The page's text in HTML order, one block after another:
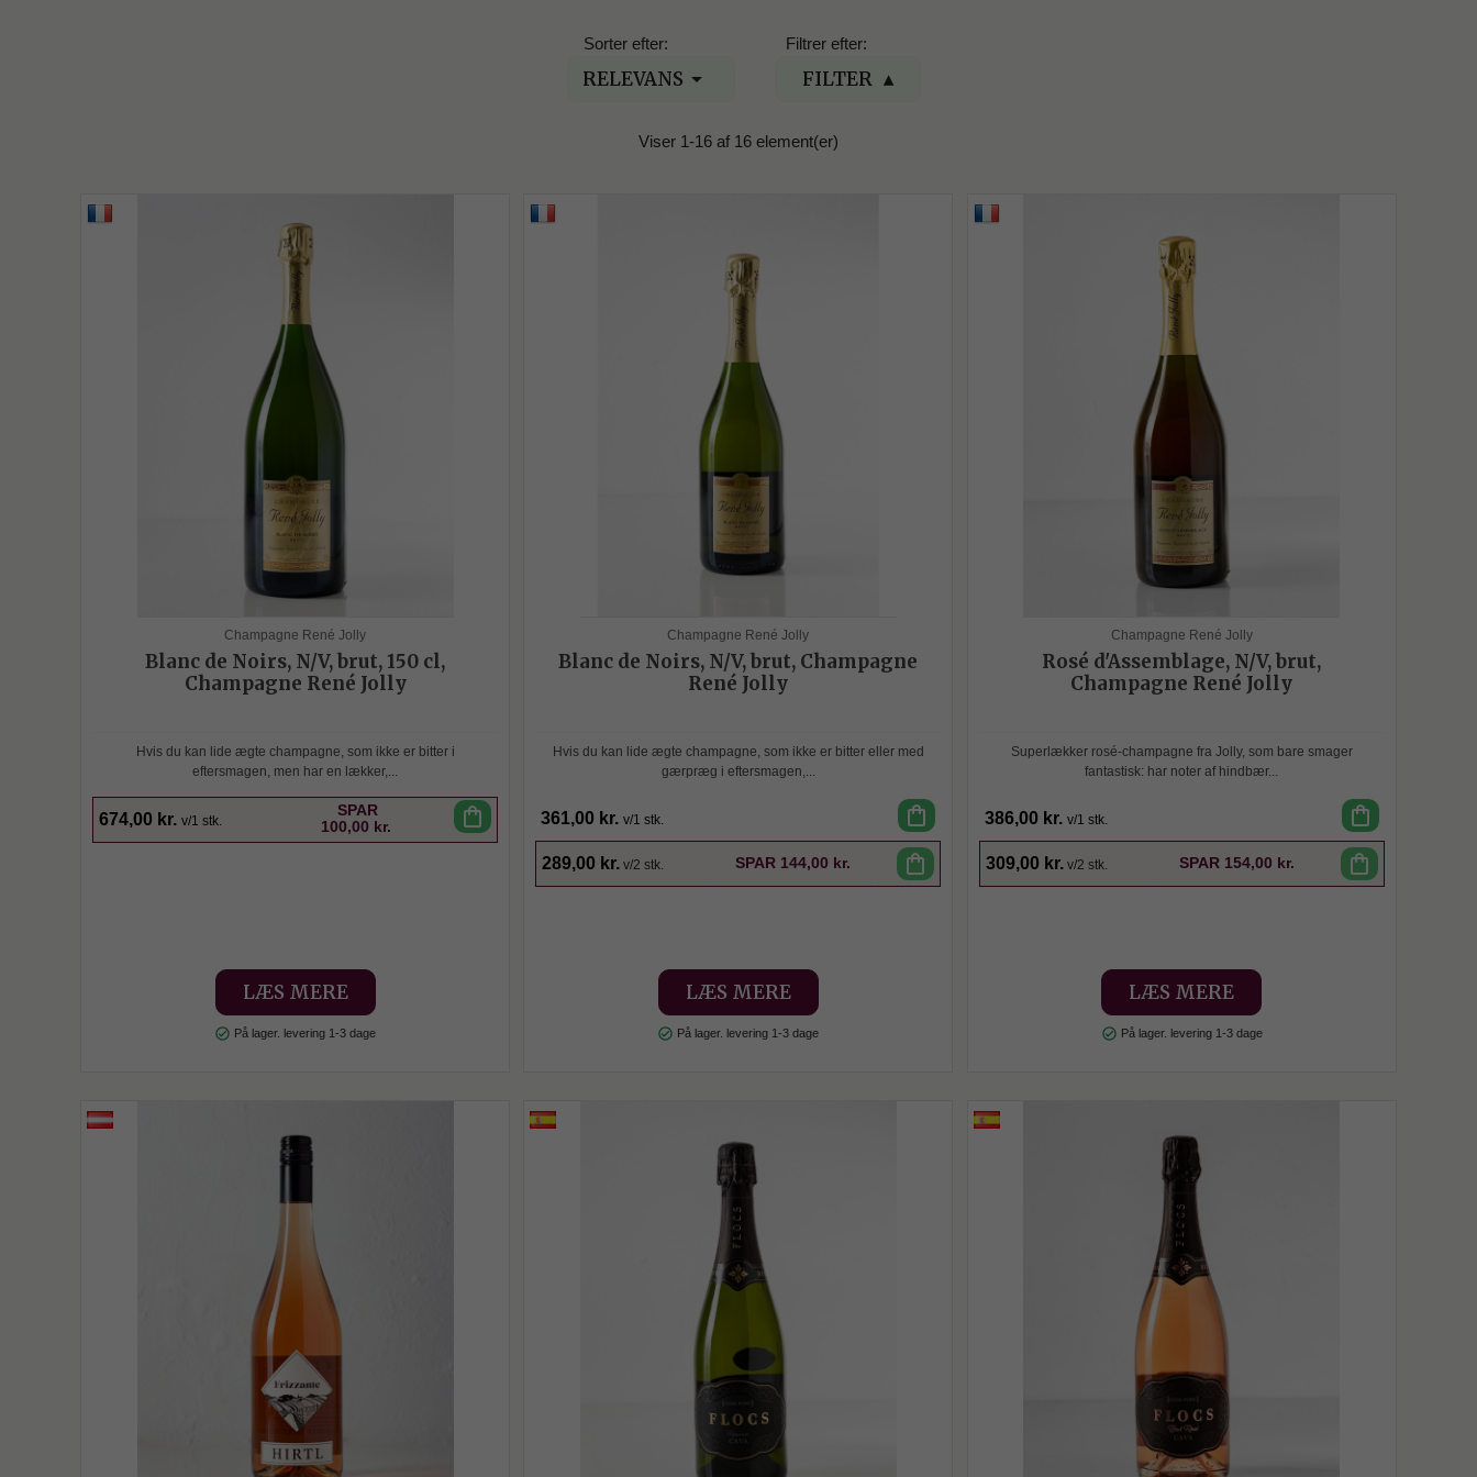
Sorter efter:
RELEVANS 
Filtrer efter:
FILTER
Viser 1-16 af 16 element(er)
Champagne René Jolly
Blanc de Noirs, N/V, brut, 150 cl,
Champagne René Jolly
Hvis du kan lide ægte champagne, som ikke er bitter i
eftersmagen, men har en lækker,...
674,00 kr. v/1 stk.
SPAR
100,00 kr.
shopping_bag
LÆS MERE
check_circle På lager. levering 1-3 dage
Champagne René Jolly
Blanc de Noirs, N/V, brut, Champagne
René Jolly
Hvis du kan lide ægte champagne, som ikke er bitter eller med
gærpræg i eftersmagen,...
361,00 kr. v/1 stk. shopping_bag
289,00 kr. v/2 stk. SPAR 144,00 kr. shopping_bag
LÆS MERE
check_circle På lager. levering 1-3 dage
Champagne René Jolly
Rosé d'Assemblage, N/V, brut,
Champagne René Jolly
Superlækker rosé-champagne fra Jolly, som bare smager
fantastisk: har noter af hindbær...
386,00 kr. v/1 stk. shopping_bag
309,00 kr. v/2 stk. SPAR154,00 kr. shopping_bag
LÆS MERE
check_circle På lager. levering 1-3 dage